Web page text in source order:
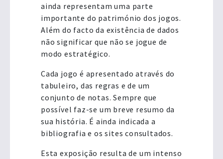
ainda representam uma parte
importante do património dos jogos.
Além do facto da existência de dados
não significar que não se jogue de
modo estratégico.
Cada jogo é apresentado através do
tabuleiro, das regras e de um
conjunto de notas. Sempre que
possível faz-se um breve resumo da
sua história. É ainda indicada a
bibliografia e os sites consultados.
Esta exposição resulta de um intenso